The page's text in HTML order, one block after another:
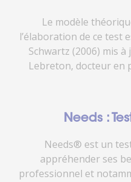
Le modèle
l’élaboration de ce test
Schwartz (2006) mis
Lebreton, docteur en
Needs :
Needs® est un
appréhender ses
professionnel et